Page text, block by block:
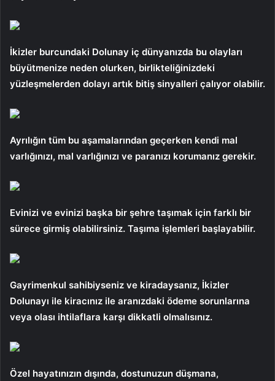
İkizler burcundaki Dolunay iç dünyanızda bu olayları
büyütmenize neden olurken, birlikteliğinizdeki
yüzleşmelerden dolayı artık bitiş sinyalleri çalıyor olabilir.
Ayrılığın tüm bu aşamalarından geçerken kendi mal
varlığınızı, mal varlığınızı ve paranızı korumanız gerekir.
Evinizi ve evinizi başka bir şehre taşımak için farklı bir
sürece girmiş olabilirsiniz. Taşıma işlemleri başlayabilir.
Gayrimenkul sahibiyseniz ve kiradaysanız, İkizler
Dolunayı ile kiracınız ile aranızdaki ödeme sorunlarına
veya olası ihtilaflara karşı dikkatli olmalısınız.
Özel hayatınızın dışında, dostunuzun düşmana,